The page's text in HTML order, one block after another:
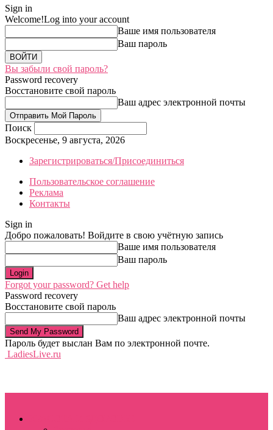
Sign in
Welcome!Log into your account
Ваше имя пользователя
Ваш пароль
Вы забыли свой пароль?
Password recovery
Восстановите свой пароль
Ваш адрес электронной почты
Поиск
Воскресенье, 9 августа, 2026
Зарегистрироваться/Присоединиться
Пользовательское соглашение
Реклама
Контакты
Sign in
Добро пожаловать! Войдите в свою учётную запись
Ваше имя пользователя
Ваш пароль
Forgot your password? Get help
Password recovery
Восстановите свой пароль
Ваш адрес электронной почты
Пароль будет выслан Вам по электронной почте.
LadiesLive.ru